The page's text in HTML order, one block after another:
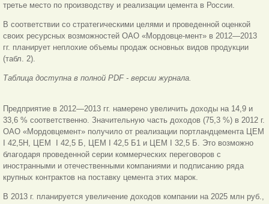
третье место по производству и реализации цемента в России.
В соответствии со стратегическими целями и проведенной оценкой
своих ресурсных возможностей ОАО «Мордовце-мент» в 2012—2013
гг. планирует неплохие объемы продаж основных видов продукции
(табл. 2).
Таблица доступна в полной PDF - версии журнала.
Предприятие в 2012—2013 гг. намерено увеличить доходы на 14,9 и
33,6 % соответственно. Значительную часть доходов (75,3 %) в 2012 г.
ОАО «Мордовцемент» получило от реализации портландцемента ЦЕМ
I 42,5Н, ЦЕМ I 42,5 Б, ЦЕМ I 42,5 Б1 и ЦЕМ I 32,5 Б. Это возможно
благодаря проведенной серии коммерческих переговоров с
иностранными и отечественными компаниями и подписанию ряда
крупных контрактов на поставку цемента этих марок.
В 2013 г. планируется увеличение доходов компании на 2025 млн руб.,